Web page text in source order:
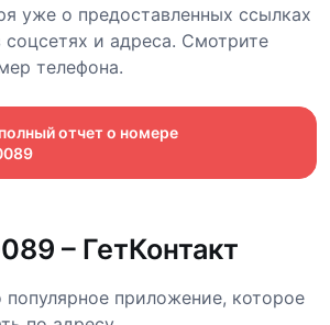
уже о предоставленных ссылках
соцсетях и адреса. Смотрите
телефона.
отчет о номере
– ГетКонтакт
популярное приложение, которое